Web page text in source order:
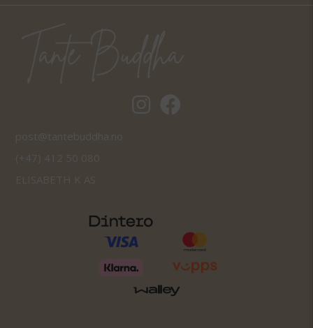
Tantebuddha.no instagram
Tantebuddha.no facebook
post@tantebuddha.no
(+47) 412 50 080
ELISABETH K AS